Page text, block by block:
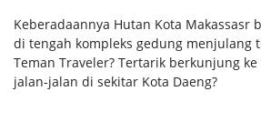
Keberadaannya Hutan Kota Makassasr
di tengah kompleks gedung menjulang
Teman Traveler? Tertarik berkunjung
jalan-jalan di sekitar Kota Daeng?